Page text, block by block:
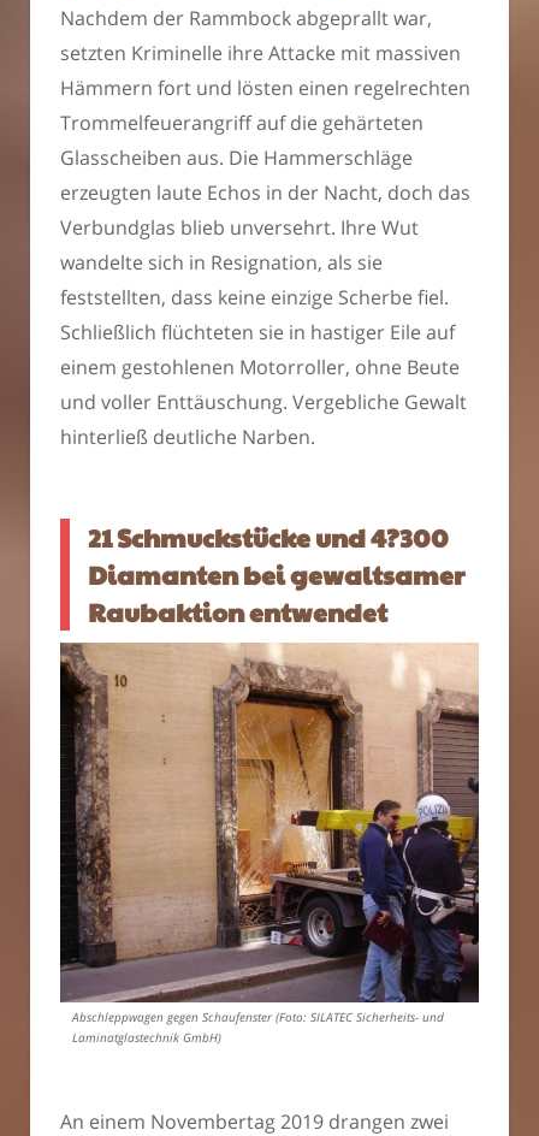
Nachdem der Rammbock abgeprallt war,
setzten Kriminelle ihre Attacke mit massiven
Hämmern fort und lösten einen regelrechten
Trommelfeuerangriff auf die gehärteten
Glasscheiben aus. Die Hammerschläge
erzeugten laute Echos in der Nacht, doch das
Verbundglas blieb unversehrt. Ihre Wut
wandelte sich in Resignation, als sie
feststellten, dass keine einzige Scherbe fiel.
Schließlich flüchteten sie in hastiger Eile auf
einem gestohlenen Motorroller, ohne Beute
und voller Enttäuschung. Vergebliche Gewalt
hinterließ deutliche Narben.
21 Schmuckstücke und 4?300
Diamanten bei gewaltsamer
Raubaktion entwendet
Abschleppwagen gegen Schaufenster (Foto: SILATEC Sicherheits- und
Laminatglastechnik GmbH)
An einem Novembertag 2019 drangen zwei